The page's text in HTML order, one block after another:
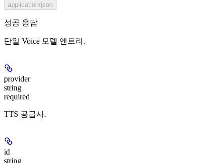
application/json
성공 응답
단일 Voice 모델 엔트리.
provider
string
required
TTS 공급사.
id
string